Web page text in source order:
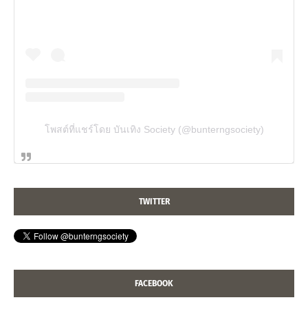
โพสต์ที่แชร์โดย บันเทิง Society (@bunterngsociety)
TWITTER
FACEBOOK